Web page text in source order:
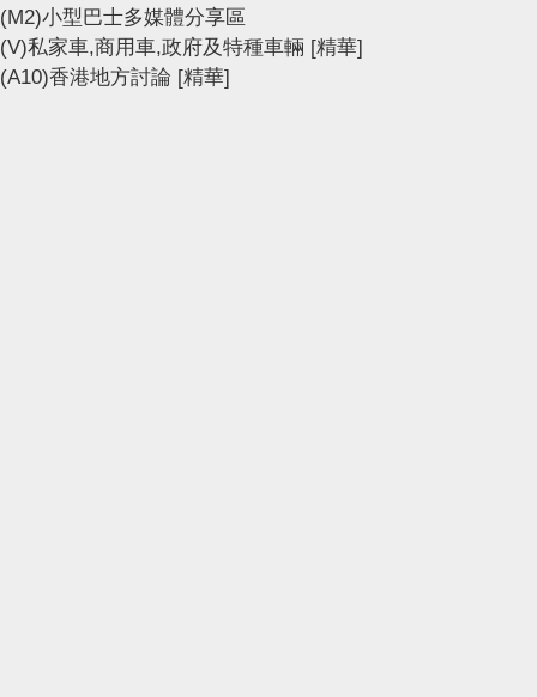
(M2)小型巴士多媒體分享區
(V)私家車,商用車,政府及特種車輛 [精華]
(A10)香港地方討論 [精華]